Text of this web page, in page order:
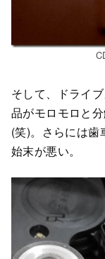
そして、ドライ
品がモロモロと
(笑)。さらには歯
始末が悪い。